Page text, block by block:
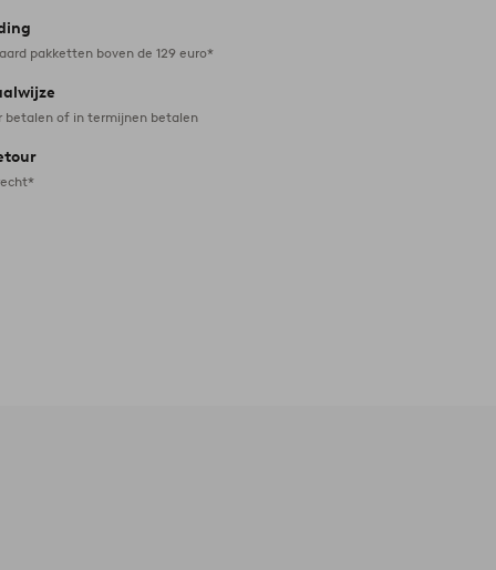
pakketten boven de 129 euro*
betalen of in termijnen betalen